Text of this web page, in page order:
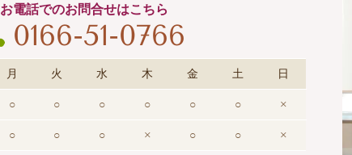
お電話でのお問合せはこちら
0166-51-0766
月 火 水 木 金 土 日
○ ○ ○ ○ ○ ○ ×
○ ○ ○ × ○ ○ ×